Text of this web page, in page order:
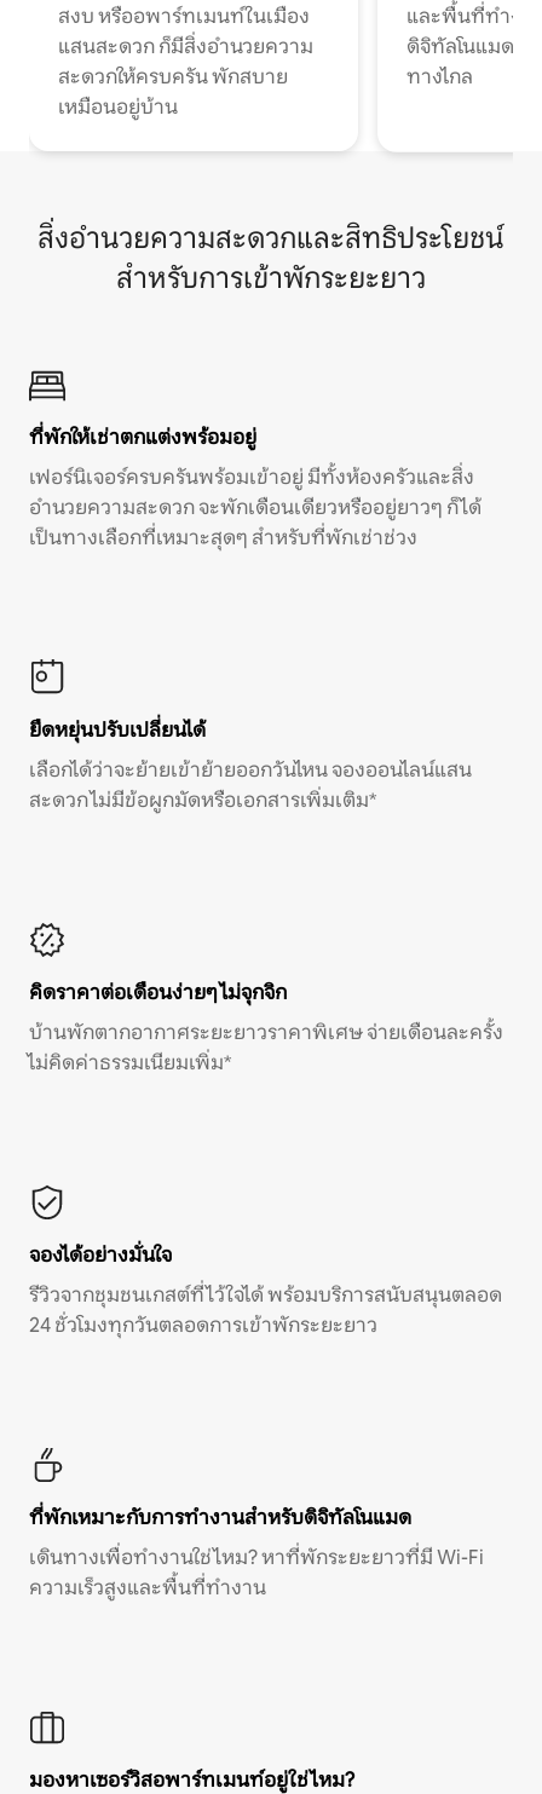
สงบ หรืออพาร์ทเมนท์ในเมือง
แสนสะดวก ก็มีสิ่งอำนวยความ
สะดวกให้ครบครัน พักสบาย
เหมือนอยู่บ้าน
และพื้นที่ทำงา
ดิจิทัลโนแมดแ
ทางไกล
สิ่งอำนวยความสะดวกและสิทธิประโยชน์
สำหรับการเข้าพักระยะยาว
ที่พักให้เช่าตกแต่งพร้อมอยู่
เฟอร์นิเจอร์ครบครันพร้อมเข้าอยู่ มีทั้งห้องครัวและสิ่ง
อำนวยความสะดวก จะพักเดือนเดียวหรืออยู่ยาวๆ ก็ได้
เป็นทางเลือกที่เหมาะสุดๆ สำหรับที่พักเช่าช่วง
ยืดหยุ่นปรับเปลี่ยนได้
เลือกได้ว่าจะย้ายเข้าย้ายออกวันไหน จองออนไลน์แสน
สะดวก ไม่มีข้อผูกมัดหรือเอกสารเพิ่มเติม*
คิดราคาต่อเดือนง่ายๆ ไม่จุกจิก
บ้านพักตากอากาศระยะยาวราคาพิเศษ จ่ายเดือนละครั้ง
ไม่คิดค่าธรรมเนียมเพิ่ม*
จองได้อย่างมั่นใจ
รีวิวจากชุมชนเกสต์ที่ไว้ใจได้ พร้อมบริการสนับสนุนตลอด
24 ชั่วโมงทุกวันตลอดการเข้าพักระยะยาว
ที่พักเหมาะกับการทำงานสำหรับดิจิทัลโนแมด
เดินทางเพื่อทำงานใช่ไหม? หาที่พักระยะยาวที่มี Wi-Fi
ความเร็วสูงและพื้นที่ทำงาน
มองหาเซอร์วิสอพาร์ทเมนท์อยู่ใช่ไหม?